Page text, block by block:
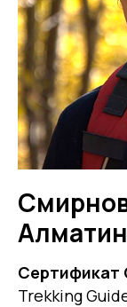
Сертификат
Trekking